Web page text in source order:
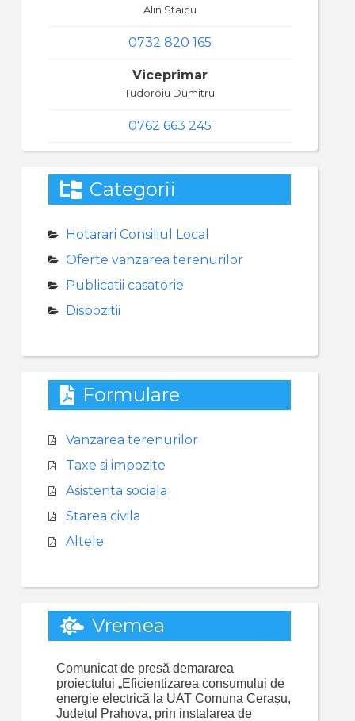
Alin Staicu
0732 820 165
Viceprimar
Tudoroiu Dumitru
0762 663 245
Categorii
Hotarari Consiliul Local
Oferte vanzarea terenurilor
Publicatii casatorie
Dispozitii
Formulare
Vanzarea terenurilor
Taxe si impozite
Asistenta sociala
Starea civila
Altele
Vremea
Comunicat de presă demararea
proiectului „Eficientizarea consumului de
energie electrică la UAT Comuna Cerașu,
Județul Prahova, prin instalarea de